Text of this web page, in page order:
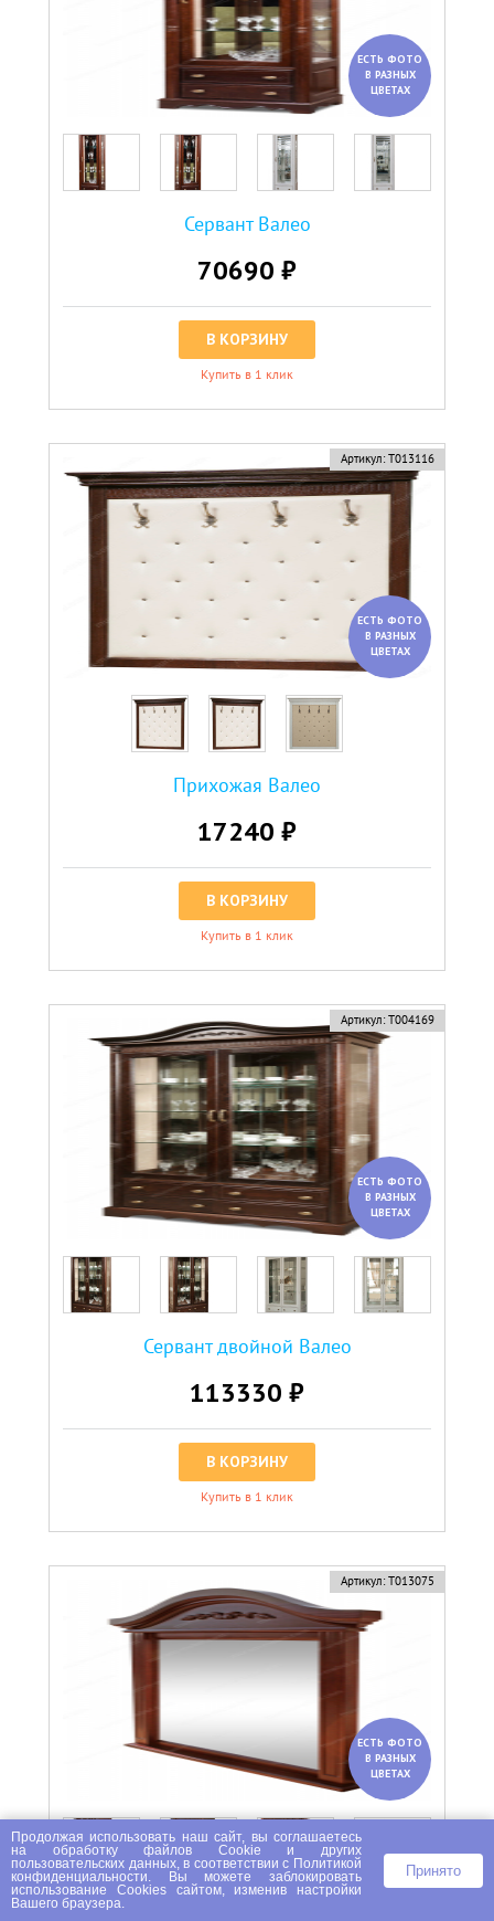
ЕСТЬ ФОТО
В РАЗНЫХ
ЦВЕТАХ
Сервант Валео
70690 ₽
В КОРЗИНУ
Купить в 1 клик
Артикул: Т013116
ЕСТЬ ФОТО
В РАЗНЫХ
ЦВЕТАХ
Прихожая Валео
17240 ₽
В КОРЗИНУ
Купить в 1 клик
Артикул: Т004169
ЕСТЬ ФОТО
В РАЗНЫХ
ЦВЕТАХ
Сервант двойной Валео
113330 ₽
В КОРЗИНУ
Купить в 1 клик
Артикул: Т013075
ЕСТЬ ФОТО
В РАЗНЫХ
ЦВЕТАХ
Продолжая использовать наш сайт, вы соглашаетесь
на обработку файлов Сookie и других
пользовательских данных, в соответствии с Политикой
конфиденциальности . Вы можете заблокировать
использование Cookies сайтом, изменив настройки
Вашего браузера.
Принято